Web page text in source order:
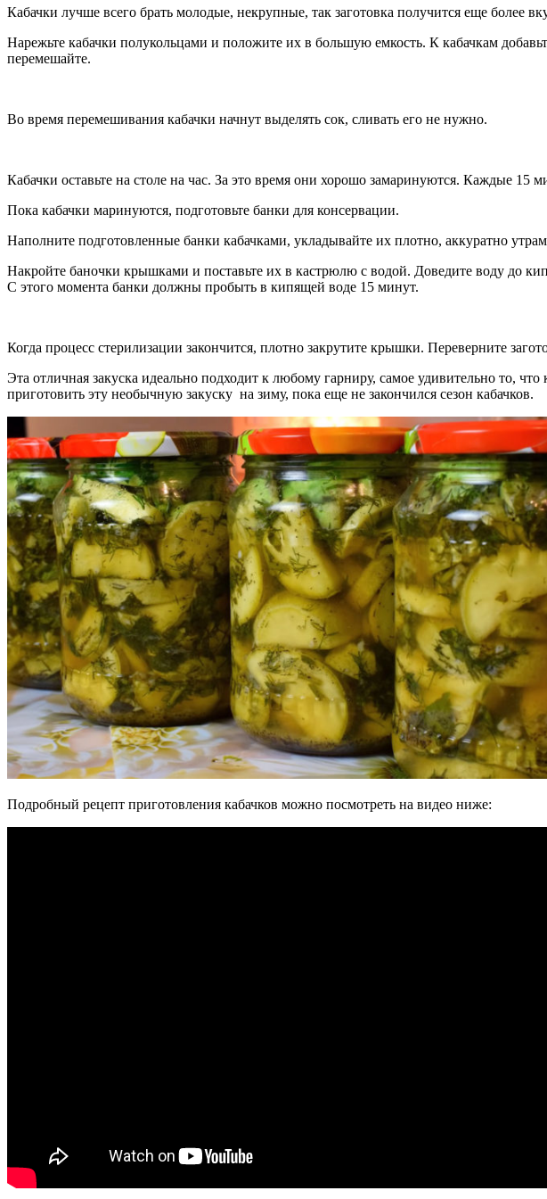
Кабачки лучше всего брать молодые, некрупные, так заготовка получится еще более
Нарежьте кабачки полукольцами и положите их в большую емкость. К кабачкам
перемешайте.
Во время перемешивания кабачки начнут выделять сок, сливать его не нужно.
Кабачки оставьте на столе на час. За это время они хорошо замаринуются. Каждые 15
Пока кабачки маринуются, подготовьте банки для консервации.
Наполните подготовленные банки кабачками, укладывайте их плотно, аккуратно
Накройте баночки крышками и поставьте их в кастрюлю с водой. Доведите воду до
С этого момента банки должны пробыть в кипящей воде 15 минут.
Когда процесс стерилизации закончится, плотно закрутите крышки. Переверните
Эта отличная закуска идеально подходит к любому гарниру, самое удивительно то,
приготовить эту необычную закуску на зиму, пока еще не закончился сезон кабачков.
Подробный рецепт приготовления кабачков можно посмотреть на видео ниже: